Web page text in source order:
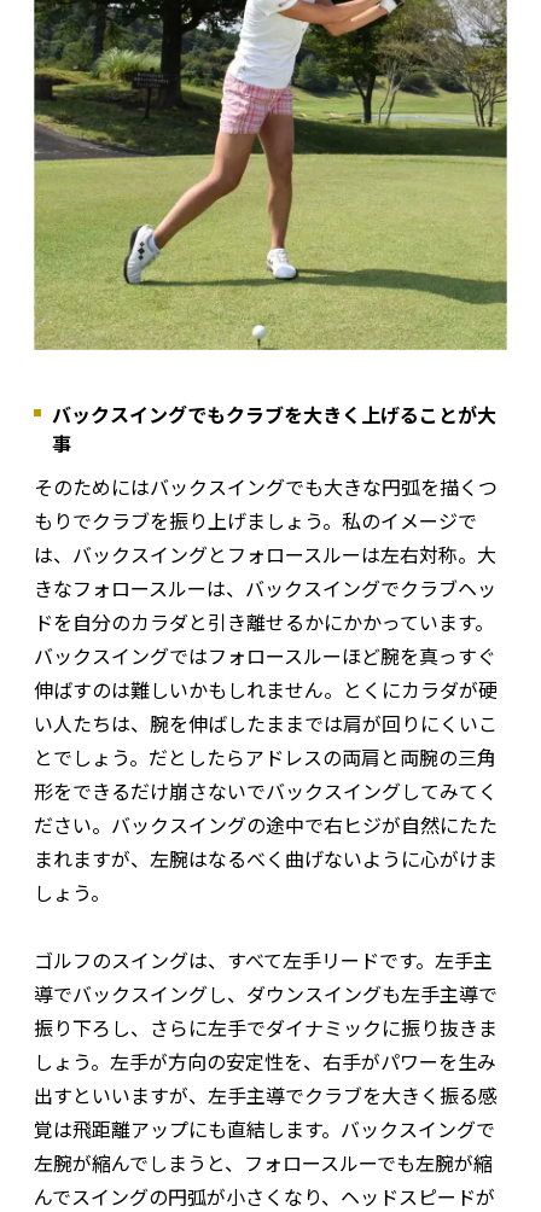
バックスイングでもクラブを大きく上げることが大
事
そのためにはバックスイングでも大きな円弧を描くつ
もりでクラブを振り上げましょう。私のイメージで
は、バックスイングとフォロースルーは左右対称。大
きなフォロースルーは、バックスイングでクラブヘッ
ドを自分のカラダと引き離せるかにかかっています。
バックスイングではフォロースルーほど腕を真っすぐ
伸ばすのは難しいかもしれません。とくにカラダが硬
い人たちは、腕を伸ばしたままでは肩が回りにくいこ
とでしょう。だとしたらアドレスの両肩と両腕の三角
形をできるだけ崩さないでバックスイングしてみてく
ださい。バックスイングの途中で右ヒジが自然にたた
まれますが、左腕はなるべく曲げないように心がけま
しょう。
ゴルフのスイングは、すべて左手リードです。左手主
導でバックスイングし、ダウンスイングも左手主導で
振り下ろし、さらに左手でダイナミックに振り抜きま
しょう。左手が方向の安定性を、右手がパワーを生み
出すといいますが、左手主導でクラブを大きく振る感
覚は飛距離アップにも直結します。バックスイングで
左腕が縮んでしまうと、フォロースルーでも左腕が縮
んでスイングの円弧が小さくなり、ヘッドスピードが